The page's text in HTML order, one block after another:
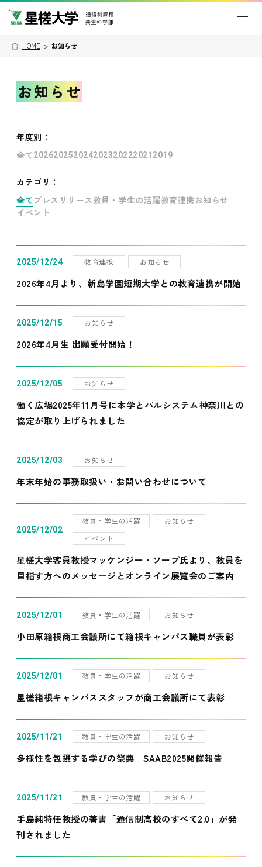
HOME > お知らせ
お知らせ
年度別 ：
全て202620252024202320222021 2019
カテゴリ：
全て プレスリリース教員・学生の活躍教育連携お知らせ
イベント
2025/12/24 教育連携 お知らせ
2026年4月より、新島学園短期大学との教育連携が開始
2025/12/15 お知らせ
2026年4月生 出願受付開始！
2025/12/05 お知らせ
働く広場2025年11月号に本学とパルシステム神奈川との
協定が取り上げられました
2025/12/03 お知らせ
年末年始の事務取扱い・お問い合わせについて
2025/12/02
教員・学生の活躍
お知らせ
イベント
星槎大学客員教授マッケンジー・ソープ氏より、教員を
目指す方へのメッセージとオンライン展覧会のご案内
2025/12/01 教員・学生の活躍 お知らせ
小田原箱根商工会議所にて箱根キャンパス職員が表彰
2025/12/01 教員・学生の活躍 お知らせ
星槎箱根キャンパススタッフが商工会議所にて表彰
2025/11/21 教員・学生の活躍 お知らせ
多様性を包摂する学びの祭典 SAAB2025開催報告
2025/11/21 教員・学生の活躍 お知らせ
手島純特任教授の著書「通信制高校のすべて2.0」が発
刊されました